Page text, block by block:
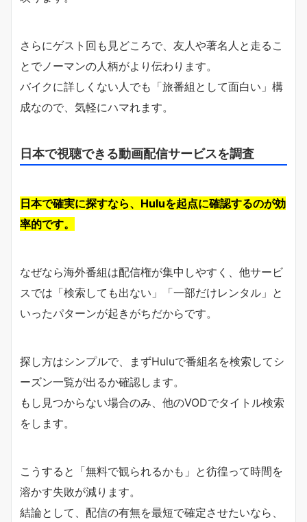
さらにゲスト回も見どころで、友人や著名人と走るこ
とでノーマンの人柄がより伝わります。
バイクに詳しくない人でも「旅番組として面白い」構
成なので、気軽にハマれます。
日本で視聴できる動画配信サービスを調査
日本で確実に探すなら、Huluを起点に確認するのが効
率的です。
なぜなら海外番組は配信権が集中しやすく、他サービ
スでは「検索しても出ない」「一部だけレンタル」と
いったパターンが起きがちだからです。
探し方はシンプルで、まずHuluで番組名を検索してシ
ーズン一覧が出るか確認します。
もし見つからない場合のみ、他のVODでタイトル検索
をします。
こうすると「無料で観られるかも」と彷徨って時間を
溶かす失敗が減ります。
結論として、配信の有無を最短で確定させたいなら、